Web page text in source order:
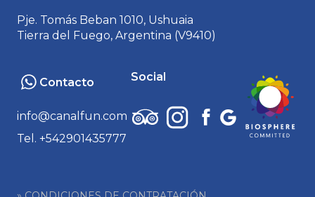
Pje. Tomás Beban 1010, Ushuaia
Tierra del Fuego, Argentina (V9410)
Contacto
info@canalfun.com
Tel. +542901435777
Social